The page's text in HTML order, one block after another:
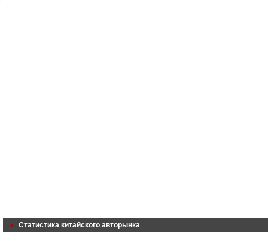
Статистика китайского авторынка